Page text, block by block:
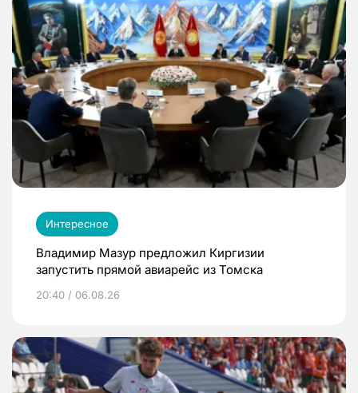
Интересное
Владимир Мазур предложил Киргизии
запустить прямой авиарейс из Томска
20:40 / 06.08.26